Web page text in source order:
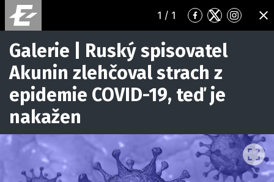
1 / 1
Přejít
na
Facebook
Přejít
na
Twitter
Přejít
na
Galerie | Ruský spisovatel
Akunin zlehčoval strach z
epidemie COVID-19, teď je
nakažen